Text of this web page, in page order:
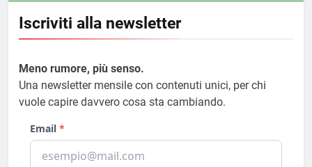
Iscriviti alla newsletter
Meno rumore, più senso.
Una newsletter mensile con contenuti unici, per chi
vuole capire davvero cosa sta cambiando.